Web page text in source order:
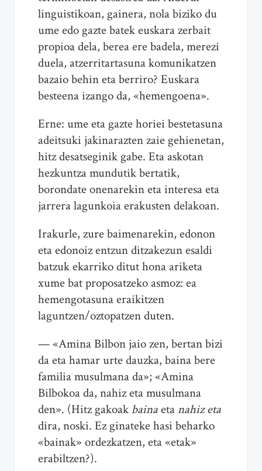
linguistikoan, gainera, nola biziko du
ume edo gazte batek euskara zerbait
propioa dela, berea ere badela, merezi
duela, atzerritartasuna komunikatzen
bazaio behin eta berriro? Euskara
besteena izango da, «hemengoena».
Erne: ume eta gazte horiei bestetasuna
adeitsuki jakinarazten zaie gehienetan,
hitz desatseginik gabe. Eta askotan
hezkuntza mundutik bertatik,
borondate onenarekin eta interesa eta
jarrera lagunkoia erakusten delakoan.
Irakurle, zure baimenarekin, edonon
eta edonoiz entzun ditzakezun esaldi
batzuk ekarriko ditut hona ariketa
xume bat proposatzeko asmoz: ea
hemengotasuna eraikitzen
laguntzen/oztopatzen duten.
— «Amina Bilbon jaio zen, bertan bizi
da eta hamar urte dauzka, baina bere
familia musulmana da»; «Amina
Bilbokoa da, nahiz eta musulmana
den». (Hitz gakoakbainaetanahiz eta
dira, noski. Ez ginateke hasi beharko
«bainak» ordezkatzen, eta «etak»
erabiltzen?).